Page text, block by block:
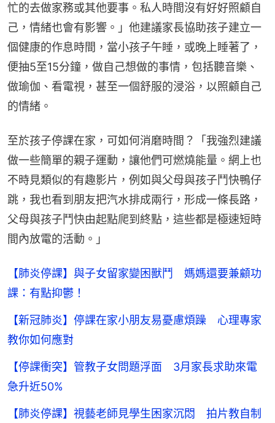
忙的去做家務或其他要事。私人時間沒有好好照顧自
己，情緒也會有影響。」他建議家長協助孩子建立一
個健康的作息時間，當小孩子午睡，或晚上睡著了，
便抽5至15分鐘，做自己想做的事情，包括聽音樂、
做瑜伽、看電視，甚至一個舒服的浸浴，以照顧自己
的情緒。
至於孩子停課在家，可如何消磨時間？「我強烈建議
做一些簡單的親子運動，讓他們可燃燒能量。網上也
不時見類似的有趣影片，例如與父母與孩子鬥快鴨仔
跳，我也看到朋友把汽水排成兩行，形成一條長路，
父母與孩子鬥快由起點爬到終點，這些都是極速短時
間內放電的活動。」
【肺炎停課】與子女留家變困獸鬥 媽媽還要兼顧功
課：有點抑鬱！
【新冠肺炎】停課在家小朋友易憂慮煩躁 心理專家
教你如何應對
【停課衝突】管教子女問題浮面 3月家長求助來電
急升近50%
【肺炎停課】視藝老師見學生困家沉悶 拍片教自制